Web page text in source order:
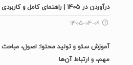
درآوردن در ۱۴۰۵ | راهنمای کامل و کاربردی
۱۴۰۵-۰۴-۰۹
آموزش سئو و تولید محتوا: اصول، مباحث
مهم، و ارتباط آن‌ها